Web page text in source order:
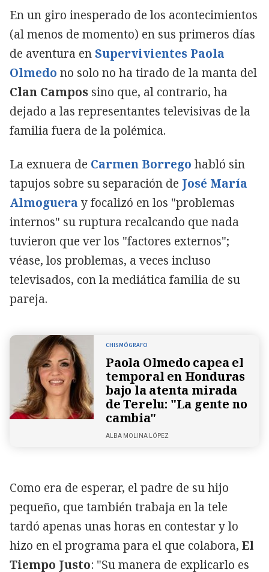
En un giro inesperado de los acontecimientos
(al menos de momento) en sus primeros días
de aventura enSupervivientes Paola
Olmedo no solo no ha tirado de la manta del
Clan Campos sino que, al contrario, ha
dejado a las representantes televisivas de la
familia fuera de la polémica.
La exnuera de Carmen Borrego habló sin
tapujos sobre su separación de José María
Almoguera y focalizó en los "problemas
internos" su ruptura recalcando que nada
tuvieron que ver los "factores externos";
véase, los problemas, a veces incluso
televisados, con la mediática familia de su
pareja.
CHISMÓGRAFO
Paola Olmedo capea el
temporal en Honduras
bajo la atenta mirada
de Terelu: "La gente no
cambia"
ALBA MOLINA LÓPEZ
Como era de esperar, el padre de su hijo
pequeño, que también trabaja en la tele
tardó apenas unas horas en contestar y lo
hizo en el programa para el que colabora, El
Tiempo Justo: "Su manera de explicarlo es